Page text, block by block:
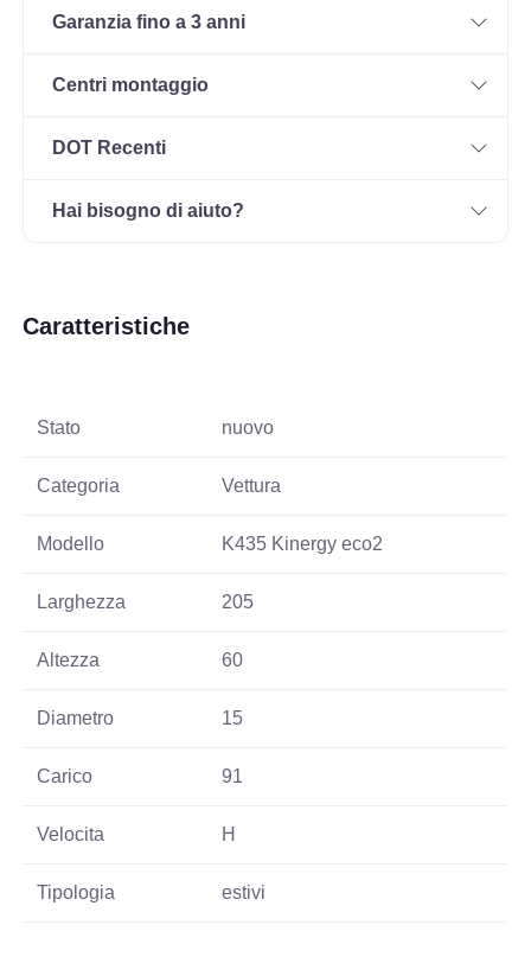
Garanzia fino a 3 anni
Centri montaggio
DOT Recenti
Hai bisogno di aiuto?
Caratteristiche
Stato nuovo
Categoria Vettura
Modello K435 Kinergy eco2
Larghezza 205
Altezza 60
Diametro 15
Carico 91
Velocita H
Tipologia estivi